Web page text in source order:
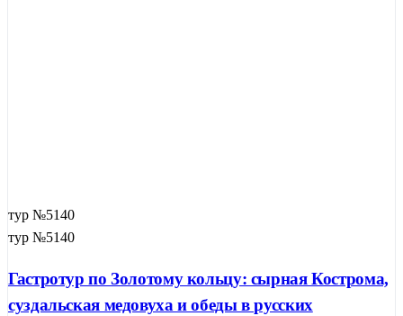
тур №5140
тур №5140
Гастротур по Золотому кольцу: сырная Кострома,
суздальская медовуха и обеды в русских